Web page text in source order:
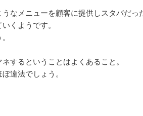
なメニューを顧客に提供しスタバだっ
くようです。
するということはよくあること。
違法でしょう。